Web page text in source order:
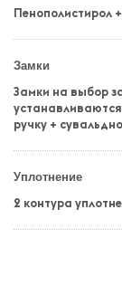
Пенополистирол
Замки
Замки на выбор
ручку +
Уплотнение
2 контура